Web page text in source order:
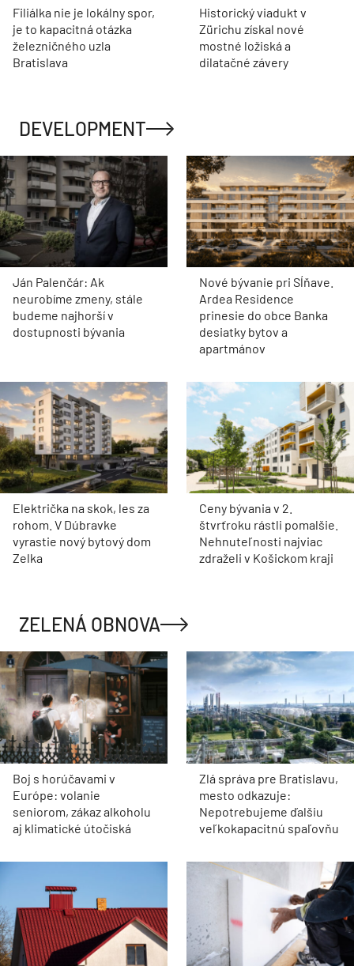
Filiálka nie je lokálny spor,
je to kapacitná otázka
železničného uzla
Bratislava
Historický viadukt v
Zürichu získal nové
mostné ložiská a
dilatačné závery
DEVELOPMENT
Ján Palenčár: Ak
neurobíme zmeny, stále
budeme najhorší v
dostupnosti bývania
Nové bývanie pri Sĺňave.
Ardea Residence
prinesie do obce Banka
desiatky bytov a
apartmánov
Električka na skok, les za
rohom. V Dúbravke
vyrastie nový bytový dom
Zelka
Ceny bývania v 2.
štvrťroku rástli pomalšie.
Nehnuteľnosti najviac
zdraželi v Košickom kraji
ZELENÁ OBNOVA
Boj s horúčavami v
Európe: volanie
seniorom, zákaz alkoholu
aj klimatické útočiská
Zlá správa pre Bratislavu,
mesto odkazuje:
Nepotrebujeme ďalšiu
veľkokapacitnú spaľovňu